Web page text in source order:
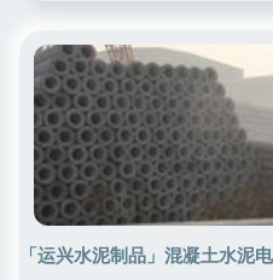
「运兴水泥制品」混凝土水